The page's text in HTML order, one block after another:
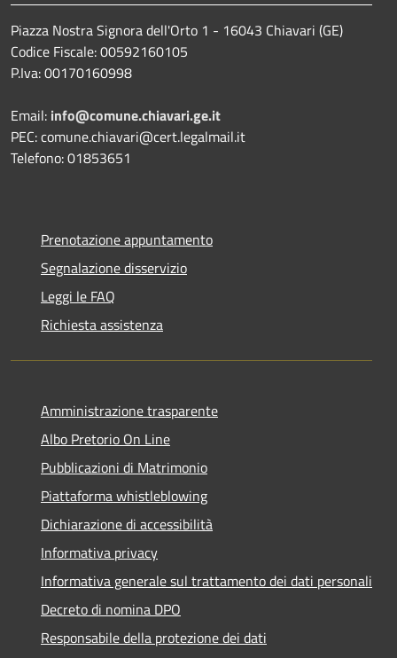
Piazza Nostra Signora dell'Orto 1 - 16043 Chiavari (GE)
Codice Fiscale: 00592160105
P.Iva: 00170160998
Email: info@comune.chiavari.ge.it
PEC: comune.chiavari@cert.legalmail.it
Telefono: 01853651
Prenotazione appuntamento
Segnalazione disservizio
Leggi le FAQ
Richiesta assistenza
Amministrazione trasparente
Albo Pretorio On Line
Pubblicazioni di Matrimonio
Piattaforma whistleblowing
Dichiarazione di accessibilità
Informativa privacy
Informativa generale sul trattamento dei dati personali
Decreto di nomina DPO
Responsabile della protezione dei dati